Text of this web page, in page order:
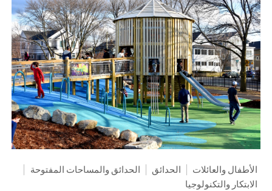
الأطفال والعائلات الحدائق
الحدائق والمساحات المفتوحة
الابتكار والتكنولوجيا